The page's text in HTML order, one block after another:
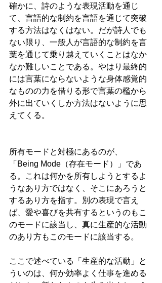
確かに、詩のような表現活動を通じ
て、言語的な制約を言語を通じて突破
する方法はなくはない。だが詩人でも
ない限り、一般人が言語的な制約を言
葉を通じて乗り越えていくことはなか
なか難しいことである。やはり最終的
には言葉にならないような身体感覚的
なものの力を借りる形で言葉の檻から
外に出ていくしか方法はないように思
えてくる。
所有モードと対極にあるのが、
「Being Mode（存在モード）」であ
る。これは何かを所有しようとするよ
うなあり方ではなく、そこにあろうと
するあり方を指す。別の表現で言え
ば、愛や喜びを共有するというのもこ
のモードに該当し、真に生産的な活動
のあり方もこのモードに該当する。
ここで述べている「生産的な活動」と
ういのは、何か効率よく仕事を進める